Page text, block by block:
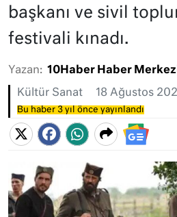
başkanı ve sivil
festivali kınadı.
Yazan: 10Haber Haber
Kültür Sanat 18 Ağustos
Bu haber 3 yıl önce yayınlandı